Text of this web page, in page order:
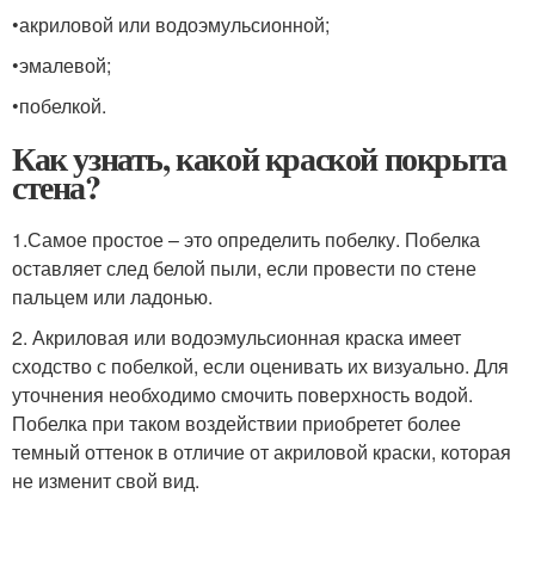
•акриловой или водоэмульсионной;
•эмалевой;
•побелкой.
Как узнать, какой краской покрыта
стена?
1.Самое простое – это определить побелку. Побелка
оставляет след белой пыли, если провести по стене
пальцем или ладонью.
2. Акриловая или водоэмульсионная краска имеет
сходство с побелкой, если оценивать их визуально. Для
уточнения необходимо смочить поверхность водой.
Побелка при таком воздействии приобретет более
темный оттенок в отличие от акриловой краски, которая
не изменит свой вид.